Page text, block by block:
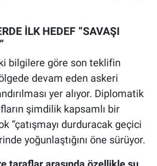
İLK HEDEF “SAVAŞI
bilgilere göre son teklifin
devam eden askeri
yer alıyor. Diplomatik
şimdilik kapsamlı bir
“çatışmayı durduracak geçici
yoğunlaştığını öne sürüyor.